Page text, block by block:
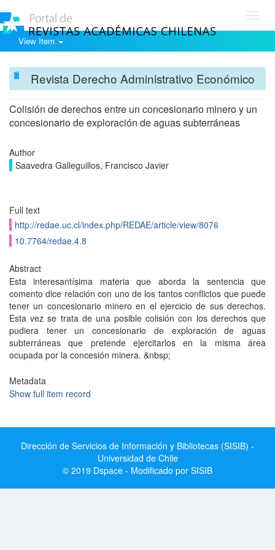
View Item
Revista Derecho Administrativo Económico
Colisión de derechos entre un concesionario minero y un
concesionario de exploración de aguas subterráneas
Author
Saavedra Galleguillos, Francisco Javier
Full text
http://redae.uc.cl/index.php/REDAE/article/view/8076
10.7764/redae.4.8
Abstract
Esta interesantísima materia que aborda la sentencia que
comento dice relación con uno de los tantos conflictos que puede
tener un concesionario minero en el ejercicio de sus derechos.
Esta vez se trata de una posible colisión con los derechos que
pudiera tener un concesionario de exploración de aguas
subterráneas que pretende ejercitarlos en la misma área
ocupada por la concesión minera. &nbsp;
Metadata
Show full item record
Dirección de Servicios de Información y Bibliotecas (SISIB) -
Universidad de Chile
© 2019 Dspace - Modificado por SISIB